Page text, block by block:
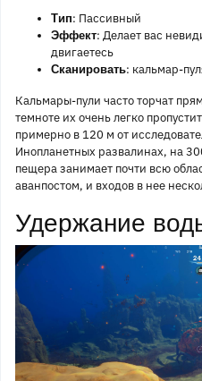
Тип: Пассивный
Эффект: Делает вас
двигаетесь
Сканировать: кальмар-
Кальмары-пули часто торчат
темноте их очень легко
примерно в 120 м от
Инопланетных развалинах, на
пещера занимает почти всю
аванпостом, и входов в нее
Удержание